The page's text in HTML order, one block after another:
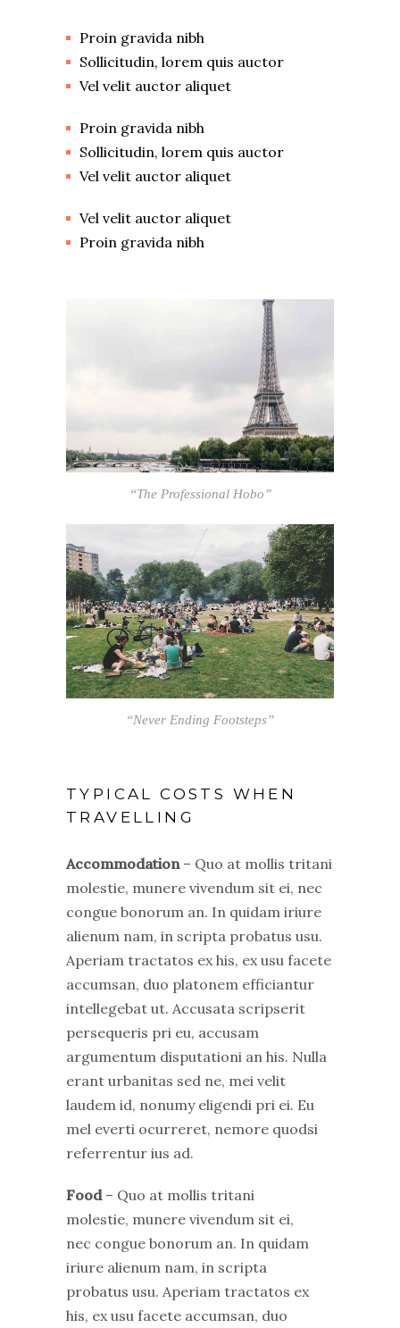
Proin gravida nibh
Sollicitudin, lorem quis auctor
Vel velit auctor aliquet
Proin gravida nibh
Sollicitudin, lorem quis auctor
Vel velit auctor aliquet
Vel velit auctor aliquet
Proin gravida nibh
“The Professional Hobo”
“Never Ending Footsteps”
TYPICAL COSTS WHEN
TRAVELLING
Accommodation– Quo at mollis tritani
molestie, munere vivendum sit ei, nec
congue bonorum an. In quidam iriure
alienum nam, in scripta probatus usu.
Aperiam tractatos ex his, ex usu facete
accumsan, duo platonem efficiantur
intellegebat ut. Accusata scripserit
persequeris pri eu, accusam
argumentum disputationi an his. Nulla
erant urbanitas sed ne, mei velit
laudem id, nonumy eligendi pri ei. Eu
mel everti ocurreret, nemore quodsi
referrentur ius ad.
Food – Quo at mollis tritani
molestie, munere vivendum sit ei,
nec congue bonorum an. In quidam
iriure alienum nam, in scripta
probatus usu. Aperiam tractatos ex
his, ex usu facete accumsan, duo